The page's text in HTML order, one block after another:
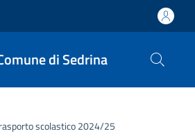
di Sedrina
scolastico 2024/25